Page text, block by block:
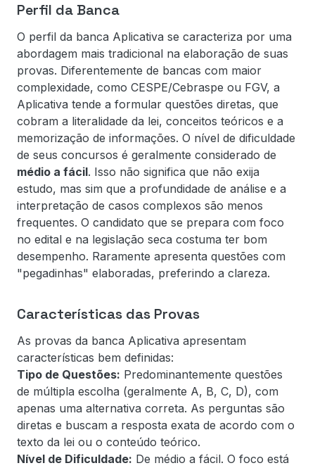
Perfil da Banca
O perfil da banca Aplicativa se caracteriza por uma
abordagem mais tradicional na elaboração de suas
provas. Diferentemente de bancas com maior
complexidade, como CESPE/Cebraspe ou FGV, a
Aplicativa tende a formular questões diretas, que
cobram a literalidade da lei, conceitos teóricos e a
memorização de informações. O nível de dificuldade
de seus concursos é geralmente considerado de
médio a fácil. Isso não significa que não exija
estudo, mas sim que a profundidade de análise e a
interpretação de casos complexos são menos
frequentes. O candidato que se prepara com foco
no edital e na legislação seca costuma ter bom
desempenho. Raramente apresenta questões com
"pegadinhas" elaboradas, preferindo a clareza.
Características das Provas
As provas da banca Aplicativa apresentam
características bem definidas:
Tipo de Questões: Predominantemente questões
de múltipla escolha (geralmente A, B, C, D), com
apenas uma alternativa correta. As perguntas são
diretas e buscam a resposta exata de acordo com o
texto da lei ou o conteúdo teórico.
Nível de Dificuldade: De médio a fácil. O foco está